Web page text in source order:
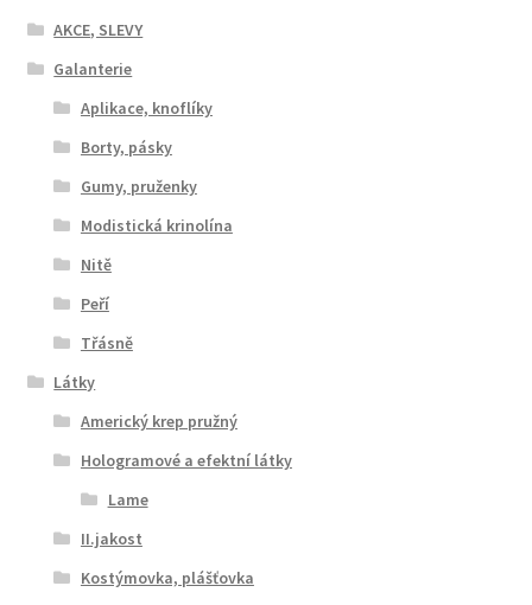
AKCE, SLEVY
Galanterie
Aplikace, knoflíky
Borty, pásky
Gumy, pruženky
Modistická krinolína
Nitě
Peří
Třásně
Látky
Americký krep pružný
Hologramové a efektní látky
Lame
II.jakost
Kostýmovka, plášťovka